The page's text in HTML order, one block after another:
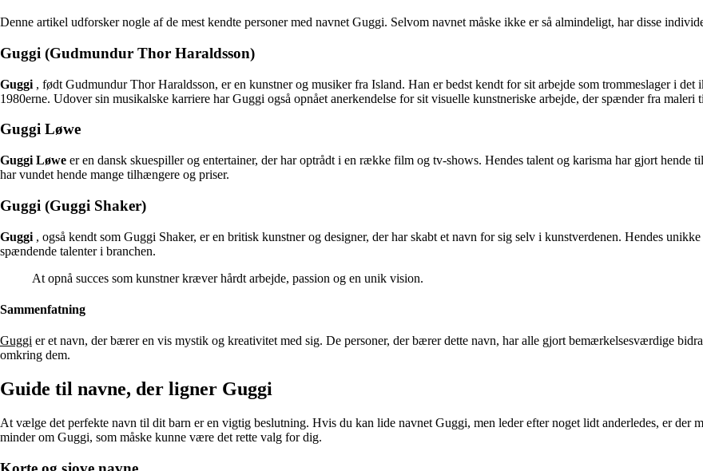
Denne artikel udforsker nogle af de mest kendte personer med navnet Guggi. Selvom navnet måske ikke er så almindeligt, har disse
Guggi (Gudmundur Thor Haraldsson)
Guggi , født Gudmundur Thor Haraldsson, er en kunstner og musiker fra Island. Han er bedst kendt for sit arbejde som trommeslager i
1980erne. Udover sin musikalske karriere har Guggi også opnået anerkendelse for sit visuelle kunstneriske arbejde, der spænder fra maleri
Guggi Løwe
Guggi Løwe er en dansk skuespiller og entertainer, der har optrådt i en række film og tv-shows. Hendes talent og karisma har gjort
har vundet hende mange tilhængere og priser.
Guggi (Guggi Shaker)
Guggi , også kendt som Guggi Shaker, er en britisk kunstner og designer, der har skabt et navn for sig selv i kunstverdenen. Hendes
spændende talenter i branchen.
At opnå succes som kunstner kræver hårdt arbejde, passion og en unik vision.
Sammenfatning
Guggi er et navn, der bærer en vis mystik og kreativitet med sig. De personer, der bærer dette navn, har alle gjort bemærkelsesværdige
omkring dem.
Guide til navne, der ligner Guggi
At vælge det perfekte navn til dit barn er en vigtig beslutning. Hvis du kan lide navnet Guggi, men leder efter noget lidt anderledes, er der
minder om Guggi, som måske kunne være det rette valg for dig.